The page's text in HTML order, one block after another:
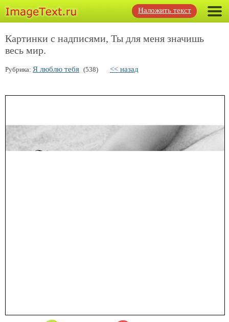
Наложить текст
Картинки с надписями, Ты для меня значишь
весь мир.
Рубрика: Я люблю тебя (538) << назад